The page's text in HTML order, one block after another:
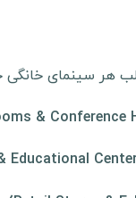
هر سینمای خانگی